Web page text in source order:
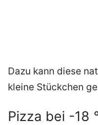
Dazu kann diese
kleine Stückchen
Pizza bei -18